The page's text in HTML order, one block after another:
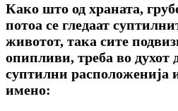
Како што од храната,
потоа се гледаат
животот, така сите
опипливи, треба во духот
суптилни расположенија
имено: